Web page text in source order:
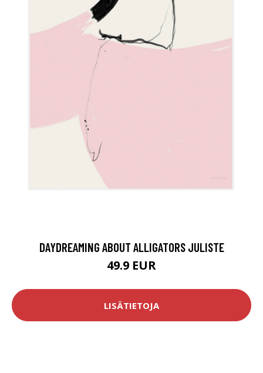
DAYDREAMING ABOUT ALLIGATORS JULISTE
49.9 EUR
LISÄTIETOJA